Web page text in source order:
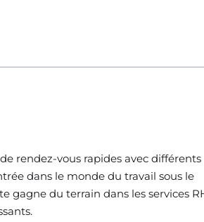
rendez-vous rapides avec différents
dans le monde du travail sous le
gagne du terrain dans les services